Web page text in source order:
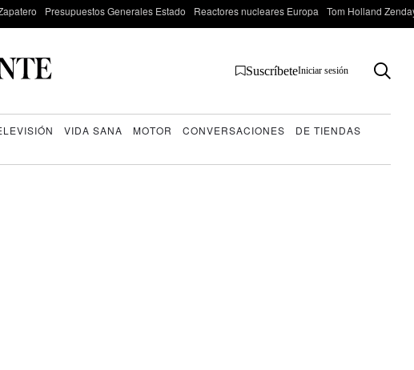
Presupuestos Generales Estado Reactores nucleares Europa Tom Holland
SuscríbeteIniciar sesión
VIDA SANA MOTOR CONVERSACIONES
DE TIENDAS